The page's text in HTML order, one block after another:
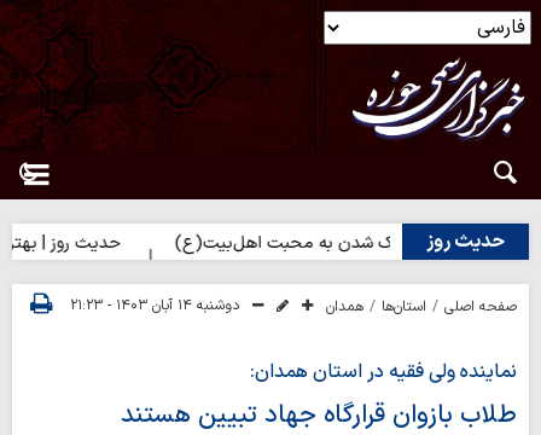
حدیث روز
روز | راه نزدیک شدن به محبت اهل‌بیت(ع) حدیث روز | بهترین
صفحه اصلی استان‌ها همدان دوشنبه ۱۴ آبان ۱۴۰۳ - ۲۱:۲۳
نماینده ولی فقیه در استان همدان:
طلاب بازوان قرارگاه جهاد تبیین هستند